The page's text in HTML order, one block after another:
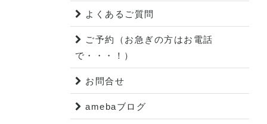
よくあるご質問
ご予約（お急ぎの方はお電話
で・・・！）
お問合せ
amebaブログ